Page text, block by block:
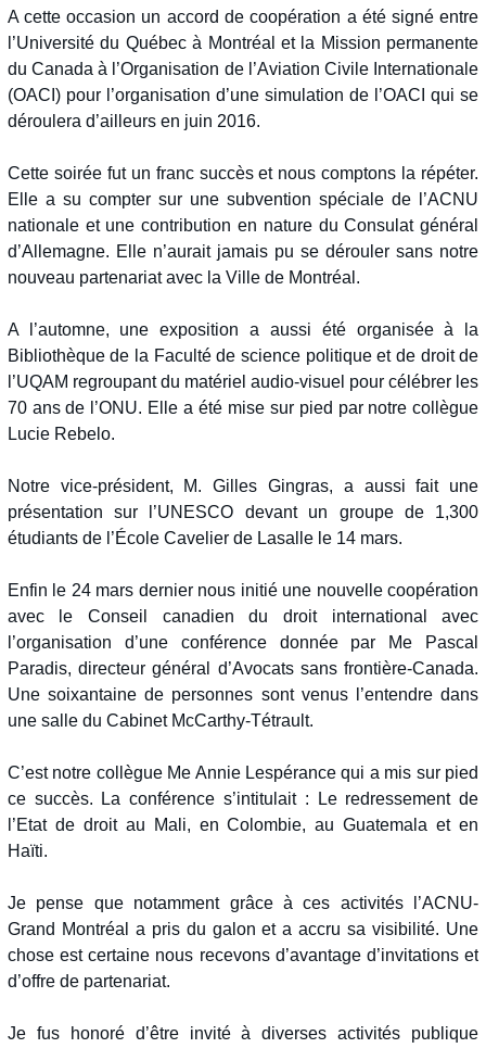
A cette occasion un accord de coopération a été signé entre
l’Université du Québec à Montréal et la Mission permanente
du Canada à l’Organisation de l’Aviation Civile Internationale
(OACI) pour l’organisation d’une simulation de l’OACI qui se
déroulera d’ailleurs en juin 2016.
Cette soirée fut un franc succès et nous comptons la répéter.
Elle a su compter sur une subvention spéciale de l’ACNU
nationale et une contribution en nature du Consulat général
d’Allemagne. Elle n’aurait jamais pu se dérouler sans notre
nouveau partenariat avec la Ville de Montréal.
A l’automne, une exposition a aussi été organisée à la
Bibliothèque de la Faculté de science politique et de droit de
l’UQAM regroupant du matériel audio-visuel pour célébrer les
70 ans de l’ONU. Elle a été mise sur pied par notre collègue
Lucie Rebelo.
Notre vice-président, M. Gilles Gingras, a aussi fait une
présentation sur l’UNESCO devant un groupe de 1,300
étudiants de l’École Cavelier de Lasalle le 14 mars.
Enfin le 24 mars dernier nous initié une nouvelle coopération
avec le Conseil canadien du droit international avec
l’organisation d’une conférence donnée par Me Pascal
Paradis, directeur général d’Avocats sans frontière-Canada.
Une soixantaine de personnes sont venus l’entendre dans
une salle du Cabinet McCarthy-Tétrault.
C’est notre collègue Me Annie Lespérance qui a mis sur pied
ce succès. La conférence s’intitulait : Le redressement de
l’Etat de droit au Mali, en Colombie, au Guatemala et en
Haïti.
Je pense que notamment grâce à ces activités l’ACNU-
Grand Montréal a pris du galon et a accru sa visibilité. Une
chose est certaine nous recevons d’avantage d’invitations et
d’offre de partenariat.
Je fus honoré d’être invité à diverses activités publique